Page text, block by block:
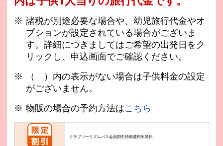
諸税が別途必要な場合や、幼児旅行代金やオ
プションが設定されている場合がございま
す。詳細につきましてはご希望の出発日をク
リックし、申込画面でご確認ください。
（ ）内の表示がない場合は子供料金の設定
がございません。
物販の場合の予約方法はこちら
クラブツーリズムパス会員割引特典適用出発日